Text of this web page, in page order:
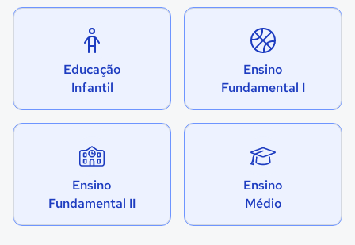
Educação
Infantil
Ensino
Fundamental I
Ensino
Fundamental II
Ensino
Médio